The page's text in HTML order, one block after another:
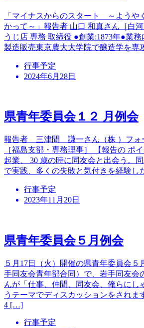
「マイナスからのスタート ～ようや
かって～」報告者 山口 和真さん［白
うじ店 専務 取締役 ●創業:1873年●業
製造販売東京農大大学院で醸造学を
行事予定
2024年6月28日
県青年委員会１２ 月例会
報告者 三津間 謙一さん（株 ）フォ
［福島支部・専務理事］ 【報告の ポ
起業、 30 歳の時に同友会と出会う。
で実践、多くの失敗と気付きを経験
行事予定
2023年11月20日
県青年委員会５月例会
５月17日（火）開催の県青年委員会５
手同友会青年部合同）で、岩手同友会
んが「仕事、仲間、同友会、俺らにし
うテーマでディスカッションをされま
4 […]
行事予定